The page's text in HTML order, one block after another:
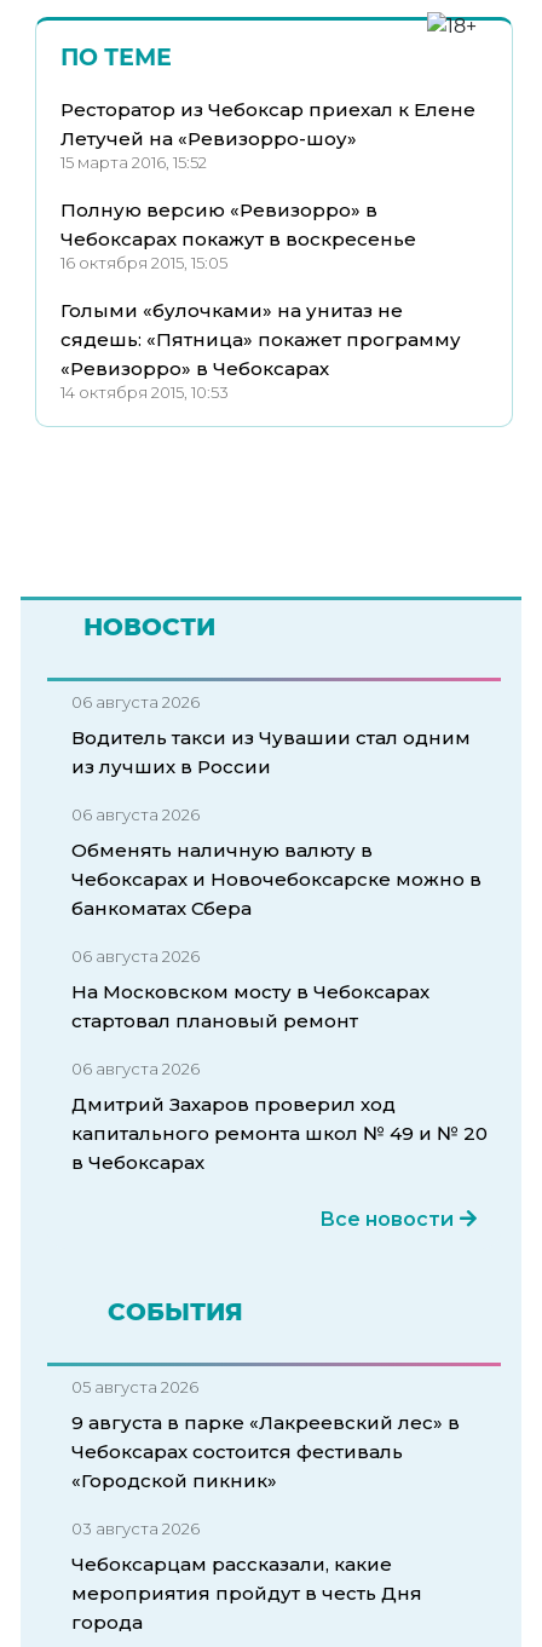
ПО ТЕМЕ
Ресторатор из Чебоксар приехал к Елене
Летучей на «Ревизорро-шоу»
15 марта 2016, 15:52
Полную версию «Ревизорро» в
Чебоксарах покажут в воскресенье
16 октября 2015, 15:05
Голыми «булочками» на унитаз не
сядешь: «Пятница» покажет программу
«Ревизорро» в Чебоксарах
14 октября 2015, 10:53
НОВОСТИ
06 августа 2026
Водитель такси из Чувашии стал одним
из лучших в России
06 августа 2026
Обменять наличную валюту в
Чебоксарах и Новочебоксарске можно в
банкоматах Сбера
06 августа 2026
На Московском мосту в Чебоксарах
стартовал плановый ремонт
06 августа 2026
Дмитрий Захаров проверил ход
капитального ремонта школ № 49 и № 20
в Чебоксарах
Все новости
СОБЫТИЯ
05 августа 2026
9 августа в парке «Лакреевский лес» в
Чебоксарах состоится фестиваль
«Городской пикник»
03 августа 2026
Чебоксарцам рассказали, какие
мероприятия пройдут в честь Дня
города